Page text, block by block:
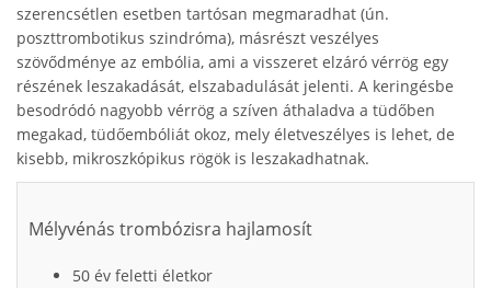
szerencsétlen esetben tartósan megmaradhat (ún.
poszttrombotikus szindróma), másrészt veszélyes
szövődménye az embólia, ami a visszeret elzáró vérrög egy
részének leszakadását, elszabadulását jelenti. A keringésbe
besodródó nagyobb vérrög a szíven áthaladva a tüdőben
megakad, tüdőembóliát okoz, mely életveszélyes is lehet, de
kisebb, mikroszkópikus rögök is leszakadhatnak.
Mélyvénás trombózisra hajlamosít
50 év feletti életkor